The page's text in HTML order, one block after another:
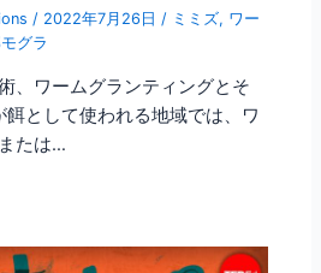
/ 2022年7月26日 / ミミズ, ワー
グラ
、ワームグランティングとそ
として使われる地域では、ワ
たは…